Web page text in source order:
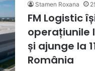
Stamen Roxana
FM Logistic
operațiunile
și ajunge la
România